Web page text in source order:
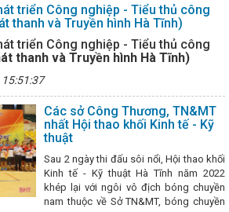
với các tỉnh Bắc Trung Bộ và phía Bắc
nhất Bắc Trung Bộ
Tập huấn kiến thức
văn bản pháp luật về cụm công nghiệp
qua 369 nghị quyết
Hà Tĩnh có 6 dự
Đảng
Kế hoạch triển khai thực hiện
phủ; Kế hoạch số 322-KH/TU ngày 10/01/
toàn khi mua bán hàng hóa trong thương
Kỳ họp thứ 34, HĐND tỉnh: Đại biểu chất vấn
Trung ương người giàu bất thường, nói
phá, đưa Hà Tĩnh phát triển nhanh và bền
cơ sở hạ tầng tại các Cụm công nghiệp trên
mắc, đẩy mạnh thực hiện Đề án 06 ở Hà
về duy trì tuyến hàng container qua cảng
NĂM 2025 TẠI CHI NHÁNH CÔNG
triển Công nghiệp - Tiểu thủ công
thanh và Truyền hình Hà Tĩnh)
triển Công nghiệp - Tiểu thủ công
thanh và Truyền hình Hà Tĩnh)
Các sở Công Thương, TN&MT
nhất Hội thao khối Kinh tế - Kỹ
thuật
Sau 2 ngày thi đấu sôi nổi, Hội thao khối
Kinh tế - Kỹ thuật Hà Tĩnh năm 2022
khép lại với ngôi vô địch bóng chuyền
nam thuộc về Sở TN&MT, bóng chuyền